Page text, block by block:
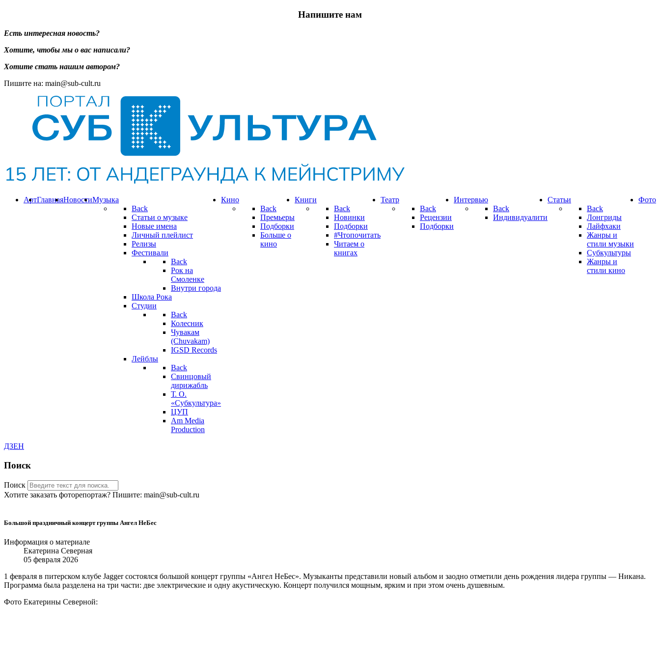
Напишите нам
Есть интересная новость?
Хотите, чтобы мы о вас написали?
Хотите стать нашим автором?
Пишите на: main@sub-cult.ru
Музыка
Back
Статьи о музыке
Новые имена
Личный плейлист
Релизы
Фестивали
Back
Рок на
Смоленке
Внутри города
Школа Рока
Студии
Back
Колесник
Чувакам
(Chuvakam)
IGSD Records
Лейблы
Back
Свинцовый
дирижабль
Т. О.
«Субкультура»
ЦУП
Am Media
Production
Кино
Back
Премьеры
Подборки
Больше о
кино
Книги
Back
Новинки
Подборки
#Чтопочитать
Читаем о
книгах
Театр
Back
Рецензии
Подборки
Фото
Интервью
Back
Индивидуалити
Статьи
Back
Лонгриды
Лайфхаки
Жанры и
стили музыки
Субкультуры
Жанры и
стили кино
Новости
Главная
Арт
ДЗЕН
Поиск
Поиск
Хотите заказать фоторепортаж? Пишите: main@sub-cult.ru
Большой праздничный концерт группы Ангел НеБес
Информация о материале
Екатерина Северная
05 февраля 2026
1 февраля в питерском клубе Jagger состоялся большой концерт группы «Ангел НеБес». Музыканты представили новый альбом и заодно отметили день рождения лидера группы — Никана.
Программа была разделена на три части: две электрические и одну акустическую. Концерт получился мощным, ярким и при этом очень душевным.
Фото Екатерины Северной: